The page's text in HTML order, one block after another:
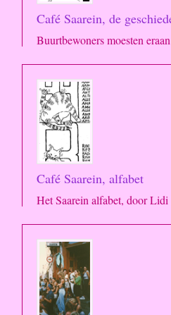
Café Saarein, de
Buurtbewoners moesten
Café Saarein, alfabet
Het Saarein alfabet, door